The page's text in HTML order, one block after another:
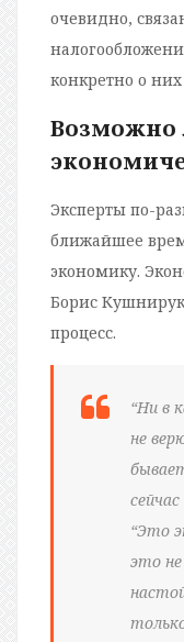
очевидно,
конкретно о
Возможно
Эксперты по-
ближайшее
экономику.
Борис
процесс.
“Ни в
не
“Это
это